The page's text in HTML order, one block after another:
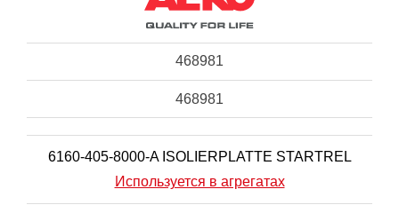
468981
468981
6160-405-8000-A ISOLIERPLATTE STARTREL
Используется в агрегатах